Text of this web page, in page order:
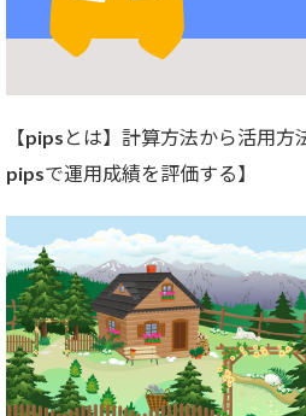
【pipsとは】計算方法から活用
pipsで運用成績を評価する】